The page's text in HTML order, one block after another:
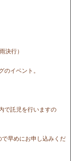
行）
イベント。
で託児を行いますの
早めにお申し込みくだ